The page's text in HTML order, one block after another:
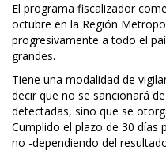
El programa fiscalizador
octubre en la Región
progresivamente a todo el
grandes.
Tiene una modalidad de
decir que no se sancionará
detectadas, sino que se
Cumplido el plazo de 30 días
no -dependiendo del